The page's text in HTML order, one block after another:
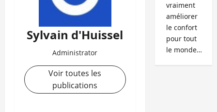
Sylvain d'Huissel
Administrator
Voir toutes les
publications
vraiment
améliorer
le confort
pour tout
le monde…